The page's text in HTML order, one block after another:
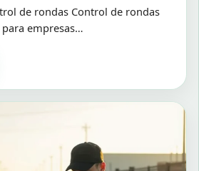
de rondas Control de rondas
empresas…